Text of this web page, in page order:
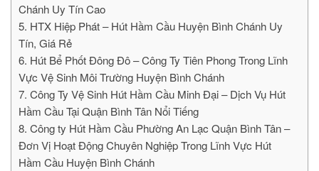
Chánh Uy Tín Cao
5. HTX Hiệp Phát – Hút Hầm Cầu Huyện Bình Chánh Uy
Tín, Giá Rẻ
6. Hút Bể Phốt Đông Đô – Công Ty Tiên Phong Trong Lĩnh
Vực Vệ Sinh Môi Trường Huyện Bình Chánh
7. Công Ty Vệ Sinh Hút Hầm Cầu Minh Đại – Dịch Vụ Hút
Hầm Cầu Tại Quận Bình Tân Nổi Tiếng
8. Công ty Hút Hầm Cầu Phường An Lạc Quận Bình Tân –
Đơn Vị Hoạt Động Chuyên Nghiệp Trong Lĩnh Vực Hút
Hầm Cầu Huyện Bình Chánh